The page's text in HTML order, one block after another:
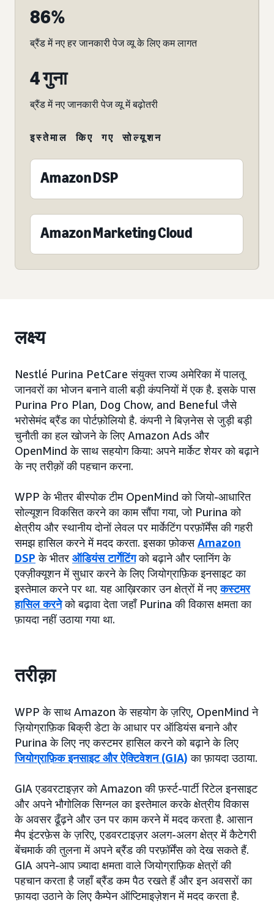
86%
ब्रैंड में नए हर जानकारी पेज व्यू के लिए कम लागत
4 गुना
ब्रैंड में नए जानकारी पेज व्यू में बढ़ोतरी
इस्तेमाल किए गए सोल्यूशन
Amazon DSP
Amazon Marketing Cloud
लक्ष्य
Nestlé Purina PetCare संयुक्त राज्य अमेरिका में पालतू
जानवरों का भोजन बनाने वाली बड़ी कंपनियों में एक है. इसके पास
Purina Pro Plan, Dog Chow, and Beneful जैसे
भरोसेमंद ब्रैंड का पोर्टफ़ोलियो है. कंपनी ने बिज़नेस से जुड़ी बड़ी
चुनौती का हल खोजने के लिए Amazon Ads और
OpenMind के साथ सहयोग किया: अपने मार्केट शेयर को बढ़ाने
के नए तरीक़ों की पहचान करना.
WPP के भीतर बीस्पोक टीम OpenMind को जियो-आधारित
सोल्यूशन विकसित करने का काम सौंपा गया, जो Purina को
क्षेत्रीय और स्थानीय दोनों लेवल पर मार्केटिंग परफ़ॉर्मेंस की गहरी
समझ हासिल करने में मदद करता. इसका फ़ोकसAmazon
DSP के भीतर ऑडियंस टार्गेटिंगको बढ़ाने और प्लानिंग के
एक्ज़ीक्यूशन में सुधार करने के लिए जियोग्राफ़िक इनसाइट का
इस्तेमाल करने पर था. यह आख़िरकार उन क्षेत्रों में नएकस्टमर
हासिल करनेको बढ़ावा देता जहाँ Purina की विकास क्षमता का
फ़ायदा नहीं उठाया गया था.
तरीक़ा
WPP के साथ Amazon के सहयोग के ज़रिए, OpenMind ने
ज़ियोग्राफ़िक बिक्री डेटा के आधार पर ऑडियंस बनाने और
Purina के लिए नए कस्टमर हासिल करने को बढ़ाने के लिए
जियोग्राफ़िक इनसाइट और ऐक्टिवेशन (GIA) का फ़ायदा उठाया.
GIA एडवरटाइज़र को Amazon की फ़र्स्ट-पार्टी रिटेल इनसाइट
और अपने भौगोलिक सिग्नल का इस्तेमाल करके क्षेत्रीय विकास
के अवसर ढूँढ़ने और उन पर काम करने में मदद करता है. आसान
मैप इंटरफ़ेस के ज़रिए, एडवरटाइज़र अलग-अलग क्षेत्र में कैटेगरी
बेंचमार्क की तुलना में अपने ब्रैंड की परफ़ॉर्मेंस को देख सकते हैं.
GIA अपने-आप ज़्यादा क्षमता वाले जियोग्राफ़िक क्षेत्रों की
पहचान करता है जहाँ ब्रैंड कम पैठ रखते हैं और इन अवसरों का
फ़ायदा उठाने के लिए कैम्पेन ऑप्टिमाइज़ेशन में मदद करता है.